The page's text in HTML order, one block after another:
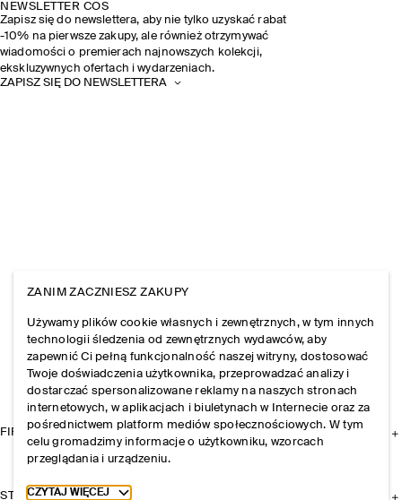
NEWSLETTER COS
Zapisz się do newslettera, aby nie tylko uzyskać rabat
-10% na pierwsze zakupy, ale również otrzymywać
wiadomości o premierach najnowszych kolekcji,
ekskluzywnych ofertach i wydarzeniach.
ZAPISZ SIĘ DO NEWSLETTERA
FIRMA
STREFA KLIENTA
ZANIM ZACZNIESZ ZAKUPY
Używamy plików cookie własnych i zewnętrznych, w tym innych
technologii śledzenia od zewnętrznych wydawców, aby
zapewnić Ci pełną funkcjonalność naszej witryny, dostosować
Twoje doświadczenia użytkownika, przeprowadzać analizy i
dostarczać spersonalizowane reklamy na naszych stronach
internetowych, w aplikacjach i biuletynach w Internecie oraz za
pośrednictwem platform mediów społecznościowych. W tym
celu gromadzimy informacje o użytkowniku, wzorcach
przeglądania i urządzeniu.
Toggle more cookie information
CZYTAJ WIĘCEJ